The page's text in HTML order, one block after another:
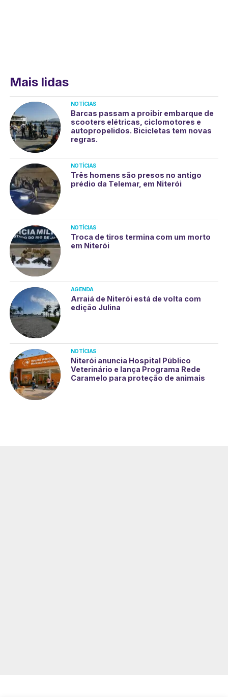
Mais lidas
NOTÍCIAS
Barcas passam a proibir embarque de
scooters elétricas, ciclomotores e
autopropelidos. Bicicletas tem novas
regras.
NOTÍCIAS
Três homens são presos no antigo
prédio da Telemar, em Niterói
NOTÍCIAS
Troca de tiros termina com um morto
em Niterói
AGENDA
Arraiá de Niterói está de volta com
edição Julina
NOTÍCIAS
Niterói anuncia Hospital Público
Veterinário e lança Programa Rede
Caramelo para proteção de animais